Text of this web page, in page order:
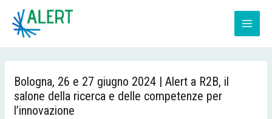
contenuto
MAIN
Bologna, 26 e 27 giugno 2024 | Alert a R2B, il
salone della ricerca e delle competenze per
l’innovazione
Navigazione
articoli